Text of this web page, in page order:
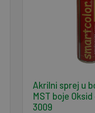
Akrilni sprej u
MST boje
3009